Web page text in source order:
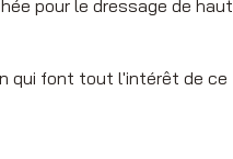
pour le dressage de haut
qui font tout l'intérêt de ce